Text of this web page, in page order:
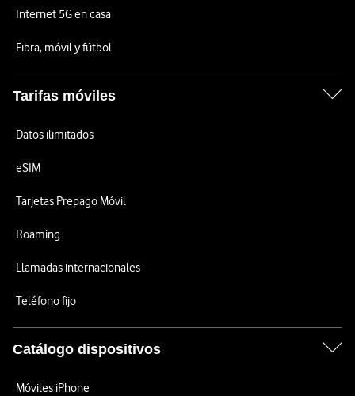
Internet 5G en casa
Fibra, móvil y fútbol
Tarifas móviles
Datos ilimitados
eSIM
Tarjetas Prepago Móvil
Roaming
Llamadas internacionales
Teléfono fijo
Catálogo dispositivos
Móviles iPhone